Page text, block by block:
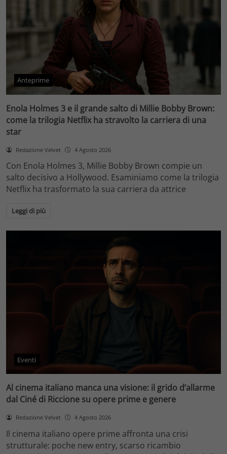
Anteprime
Enola Holmes 3 e il grande salto di Millie Bobby Brown:
come la trilogia Netflix ha stravolto la carriera di una
star
Redazione Velvet 4 Agosto 2026
Con Enola Holmes 3, Millie Bobby Brown compie un
salto decisivo a Hollywood. Esaminiamo come la trilogia
Netflix ha trasformato la sua carriera da attrice
Leggi di più
Eventi
Al cinema italiano manca una visione: il grido d’allarme
dal Ciné di Riccione su opere prime e genere
Redazione Velvet 4 Agosto 2026
Il cinema italiano opere prime affronta una crisi
strutturale: poche new entry, scarso ricambio